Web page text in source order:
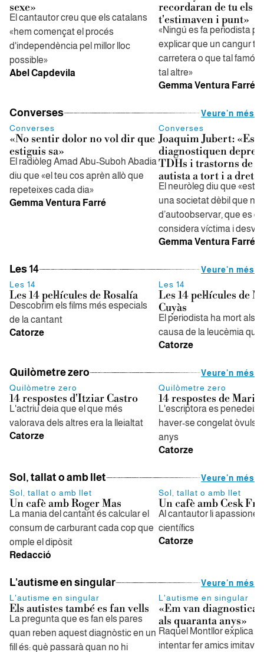
sexe»
El cantautor creu que els catalans
«hem començat el procés
d'independència pel millor lloc
possible»
Abel Capdevila
recordaran de tu els
t'estimaven i punt»
«Ningú es fa periodista
explicar que un cangur
carretera o que tal famós
tal altre»
Gemma Ventura Farré
Converses
Veure'n més
Converses
«No sentir dolor no vol dir que
estiguis sa»
El radiòleg Amad Abu-Suboh Abadia
diu que «el teu cos aprèn allò que
repeteixes cada dia»
Gemma Ventura Farré
Converses
Joaquim Jubert: «Es
diagnostiquen
TDHs i trastorns de
autista a tort i a dret»
El neuròleg diu que
una societat dèbil que no
d’autoobservar, que es
considera víctima i
Gemma Ventura Farré
Les 14
Veure'n més
Les 14
Les 14 pel·lícules de Rosalía
Descobrim els films més especials
de la cantant
Catorze
Les 14
Les 14 pel·lícules de
Cuyàs
El periodista ha mort als
causa de la leucèmia que
Catorze
Quilòmetre zero
Veure'n més
Quilòmetre zero
14 respostes d'Itziar Castro
L'actriu deia que el que més
valorava dels altres era la lleialtat
Catorze
Quilòmetre zero
14 respostes de
L'escriptora es penedeix
haver-se congelat òvuls
anys
Catorze
Sol, tallat o amb llet
Veure'n més
Sol, tallat o amb llet
Un cafè amb Roger Mas
La mania del cantant és calcular el
consum de carburant cada cop que
omple el dipòsit
Redacció
Sol, tallat o amb llet
Un cafè amb Cesk
Al cantautor li
científics
Catorze
L'autisme en singular
Veure'n més
L'autisme en singular
Els autistes també es fan vells
La pregunta que es fan els pares
quan reben aquest diagnòstic en un
fill és: què passarà quan no hi
L'autisme en singular
«Em van
als quaranta anys»
Raquel Montllor explica
intentar fer amics imitava